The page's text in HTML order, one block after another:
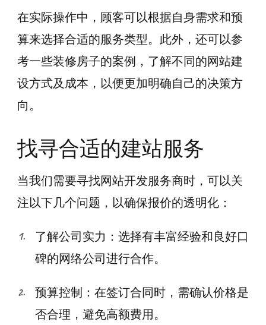
在实际操作中，顾客可以根据自身需求和预
算来选择合适的服务类型。此外，还可以参
考一些装修房子的案例，了解不同的网站建
设方式及成本，以便更加明确自己的决策方
向。
找寻合适的建站服务
当我们需要寻找网站开发服务商时，可以关
注以下几个问题，以确保报价的透明化：
了解公司实力：选择有丰富经验和良好口
碑的网络公司进行合作。
预算控制：在签订合同时，需确认价格是
否合理，避免高额费用。